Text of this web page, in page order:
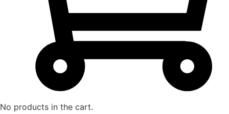
No products in the cart.